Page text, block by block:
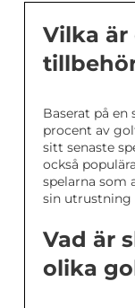
Vilka är
Baserat på en
procent av
sitt senaste
också
spelarna som
sin utrustning
Vad är
olika